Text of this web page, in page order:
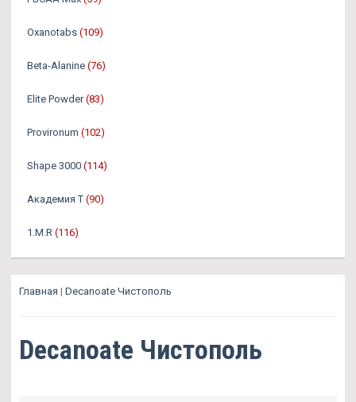
Oxanotabs (109)
Beta-Alanine (76)
Elite Powder (83)
Provironum (102)
Shape 3000 (114)
Академия Т (90)
1.M.R (116)
Главная | Decanoate Чистополь
Decanoate Чистополь